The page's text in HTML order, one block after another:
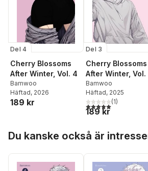
Del 4
Cherry Blossoms
After Winter, Vol. 4
Bamwoo
Häftad, 2026
189 kr
Del 3
Cherry Blossoms
After Winter, Vol.
Bamwoo
Häftad, 2025
5,0utav 5 stjärnor.
(1)
189 kr
Du kanske också är